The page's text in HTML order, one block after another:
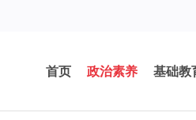
首页 政治素养 基础教